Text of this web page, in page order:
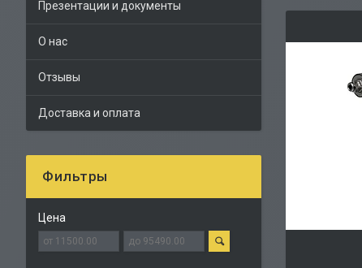
Презентации и документы
О нас
Отзывы
Доставка и оплата
Фильтры
Цена